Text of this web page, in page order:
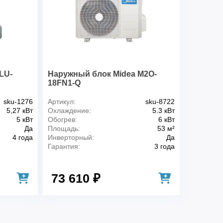
37 кг
(В*Ш*Г)
0,58*0,81*0,28 м
0.81 м
беспроводное
sku-1276
5,27 кВт
5 кВт
Да
4 года
Наружный блок Midea M2O-
18FN1-Q
Артикул:
sku-8722
Охлаждение:
5.3 кВт
Обогрев:
6 кВт
Площадь:
53 м²
Инверторный:
Да
Гарантия:
3 года
73 610 ₽